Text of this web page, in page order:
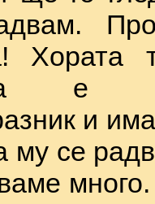
Хората
е
и
му се